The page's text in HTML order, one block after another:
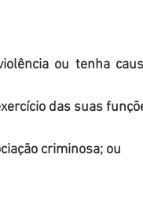
no exercício das suas
criminosa; ou